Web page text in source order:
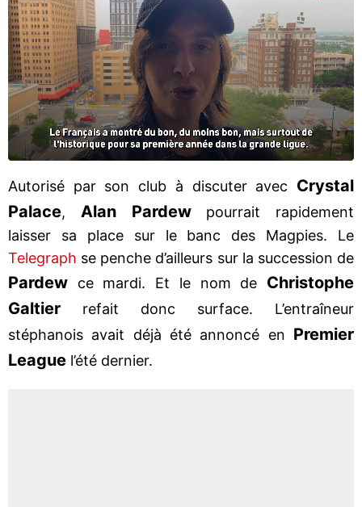
Autorisé par son club à discuter avec Crystal
Palace, Alan Pardewpourrait rapidement
laisser sa place sur le banc des Magpies. Le
Telegraph se penche d’ailleurs sur la succession de
Pardew ce mardi. Et le nom de Christophe
Galtier refait donc surface. L’entraîneur
stéphanois avait déjà été annoncé en Premier
League l’été dernier.